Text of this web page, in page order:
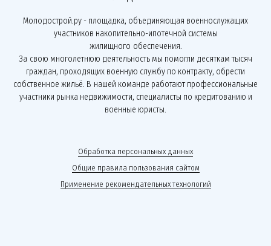
Молодострой.ру - площадка, объединяющая военнослужащих
участников накопительно-ипотечной системы
жилищного обеспечения.
За свою многолетнюю деятельность мы помогли десяткам тысяч
граждан, проходящих военную службу по контракту, обрести
собственное жильё. В нашей команде работают профессиональные
участники рынка недвижимости, специалисты по кредитованию и
военные юристы.
Обработка персональных данных
Общие правила пользования сайтом
Применение рекомендательных технологий